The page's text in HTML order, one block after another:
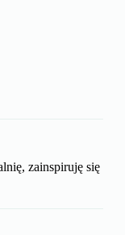
zainspiruję się